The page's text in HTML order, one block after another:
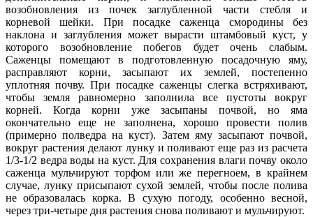
возобновления из почек заглубленной части стебля и
корневой шейки. При посадке саженца смородины без
наклона и заглубления может вырасти штамбовый куст, у
которого возобновление побегов будет очень слабым.
Саженцы помещают в подготовленную посадочную яму,
расправляют корни, засыпают их землей, постепенно
уплотняя почву. При посадке саженцы слегка встряхивают,
чтобы земля равномерно заполнила все пустоты вокруг
корней. Когда корни уже засыпаны почвой, но яма
окончательно еще не заполнена, хорошо провести полив
(примерно полведра на куст). Затем яму засыпают почвой,
вокруг растения делают лунку и поливают еще раз из расчета
1/3-1/2 ведра воды на куст. Для сохранения влаги почву около
саженца мульчируют торфом или же перегноем, в крайнем
случае, лунку присыпают сухой землей, чтобы после полива
не образовалась корка. В сухую погоду, особенно весной,
через три-четыре дня растения снова поливают и мульчируют.